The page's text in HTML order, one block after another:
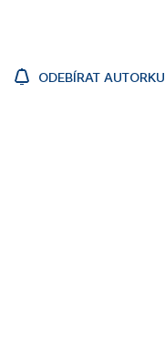
ODEBÍRAT AUTORKU